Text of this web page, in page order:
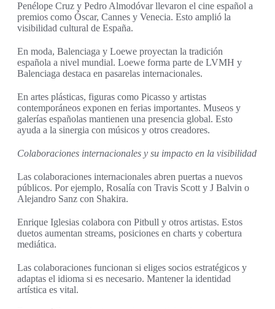
Penélope Cruz y Pedro Almodóvar llevaron el cine español a
premios como Óscar, Cannes y Venecia. Esto amplió la
visibilidad cultural de España.
En moda, Balenciaga y Loewe proyectan la tradición
española a nivel mundial. Loewe forma parte de LVMH y
Balenciaga destaca en pasarelas internacionales.
En artes plásticas, figuras como Picasso y artistas
contemporáneos exponen en ferias importantes. Museos y
galerías españolas mantienen una presencia global. Esto
ayuda a la sinergia con músicos y otros creadores.
Colaboraciones internacionales y su impacto en la visibilidad
Las colaboraciones internacionales abren puertas a nuevos
públicos. Por ejemplo, Rosalía con Travis Scott y J Balvin o
Alejandro Sanz con Shakira.
Enrique Iglesias colabora con Pitbull y otros artistas. Estos
duetos aumentan streams, posiciones en charts y cobertura
mediática.
Las colaboraciones funcionan si eliges socios estratégicos y
adaptas el idioma si es necesario. Mantener la identidad
artística es vital.